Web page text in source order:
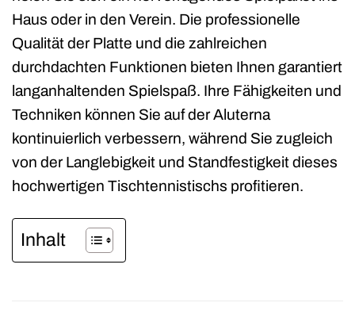
Haus oder in den Verein. Die professionelle
Qualität der Platte und die zahlreichen
durchdachten Funktionen bieten Ihnen garantiert
langanhaltenden Spielspaß. Ihre Fähigkeiten und
Techniken können Sie auf der Aluterna
kontinuierlich verbessern, während Sie zugleich
von der Langlebigkeit und Standfestigkeit dieses
hochwertigen Tischtennistischs profitieren.
Inhalt